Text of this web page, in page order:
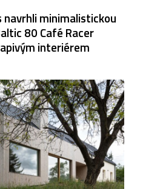
navrhli minimalistickou
80 Café Racer
interiérem